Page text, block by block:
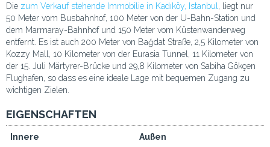
Die zum Verkauf stehende Immobilie in Kadıköy, Istanbul , liegt nur
50 Meter vom Busbahnhof, 100 Meter von der U-Bahn-Station und
dem Marmaray-Bahnhof und 150 Meter vom Küstenwanderweg
entfernt. Es ist auch 200 Meter von Bağdat Straße, 2,5 Kilometer von
Kozzy Mall, 10 Kilometer von der Eurasia Tunnel, 11 Kilometer von
der 15. Juli Märtyrer-Brücke und 29,8 Kilometer von Sabiha Gökçen
Flughafen, so dass es eine ideale Lage mit bequemen Zugang zu
wichtigen Zielen.
EIGENSCHAFTEN
Innere
Außen